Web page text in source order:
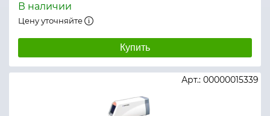
В наличии
Цену уточняйте
Купить
Арт.: 00000015339